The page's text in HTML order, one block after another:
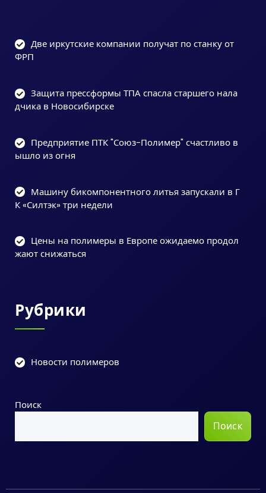
Две иркутские компании получат по станку от
ФРП
Защита прессформы ТПА спасла старшего нала
дчика в Новосибирске
Предприятие ПТК "Союз-Полимер" счастливо в
ышло из огня
Машину бикомпонентного литья запускали в Г
К «Силтэк» три недели
Цены на полимеры в Европе ожидаемо продол
жают снижаться
Рубрики
Новости полимеров
Поиск
Поиск